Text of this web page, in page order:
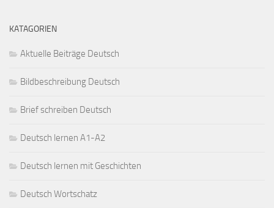
KATAGORIEN
Aktuelle Beiträge Deutsch
Bildbeschreibung Deutsch
Brief schreiben Deutsch
Deutsch lernen A1-A2
Deutsch lernen mit Geschichten
Deutsch Wortschatz